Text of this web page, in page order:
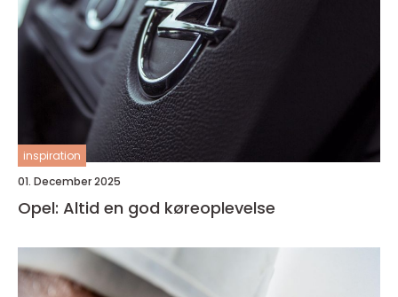
inspiration
01. December 2025
Opel: Altid en god køreoplevelse